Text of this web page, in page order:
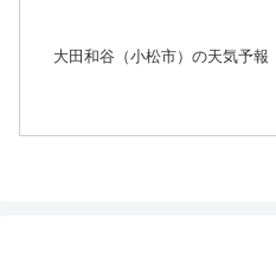
大田和谷（小松市）の天気予報